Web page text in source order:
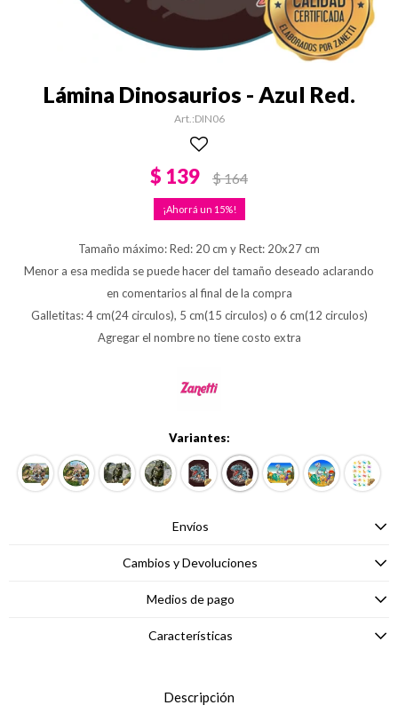
Lámina Dinosaurios - Azul Red.
DIN06
$ 139 $164
15
Tamaño máximo: Red: 20 cm y Rect: 20x27 cm
Menor a esa medida se puede hacer del tamaño deseado aclarando
en comentarios al final de la compra
Galletitas: 4 cm(24 circulos), 5 cm(15 circulos) o 6 cm(12 circulos)
Agregar el nombre no tiene costo extra
Variantes:
Envíos
Cambios y Devoluciones
Medios de pago
Características
Descripción